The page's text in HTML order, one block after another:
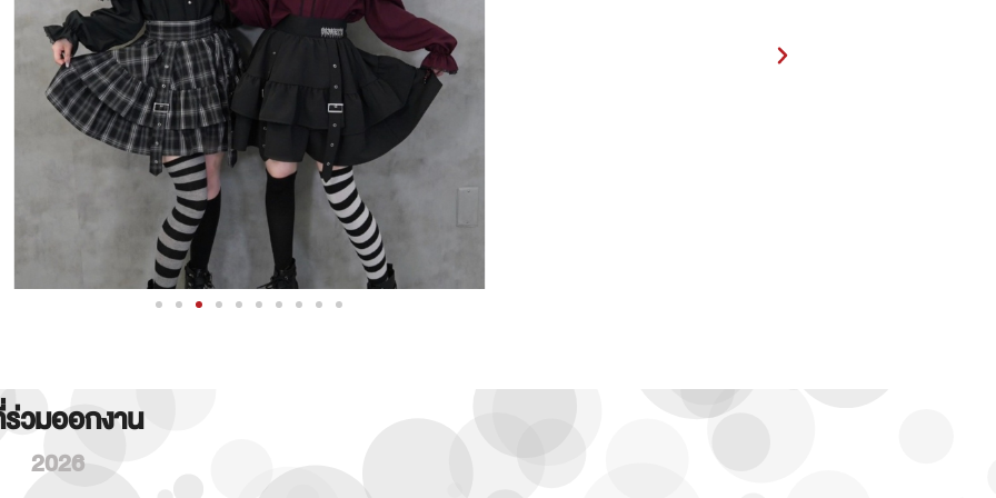
วมออกงาน
2026